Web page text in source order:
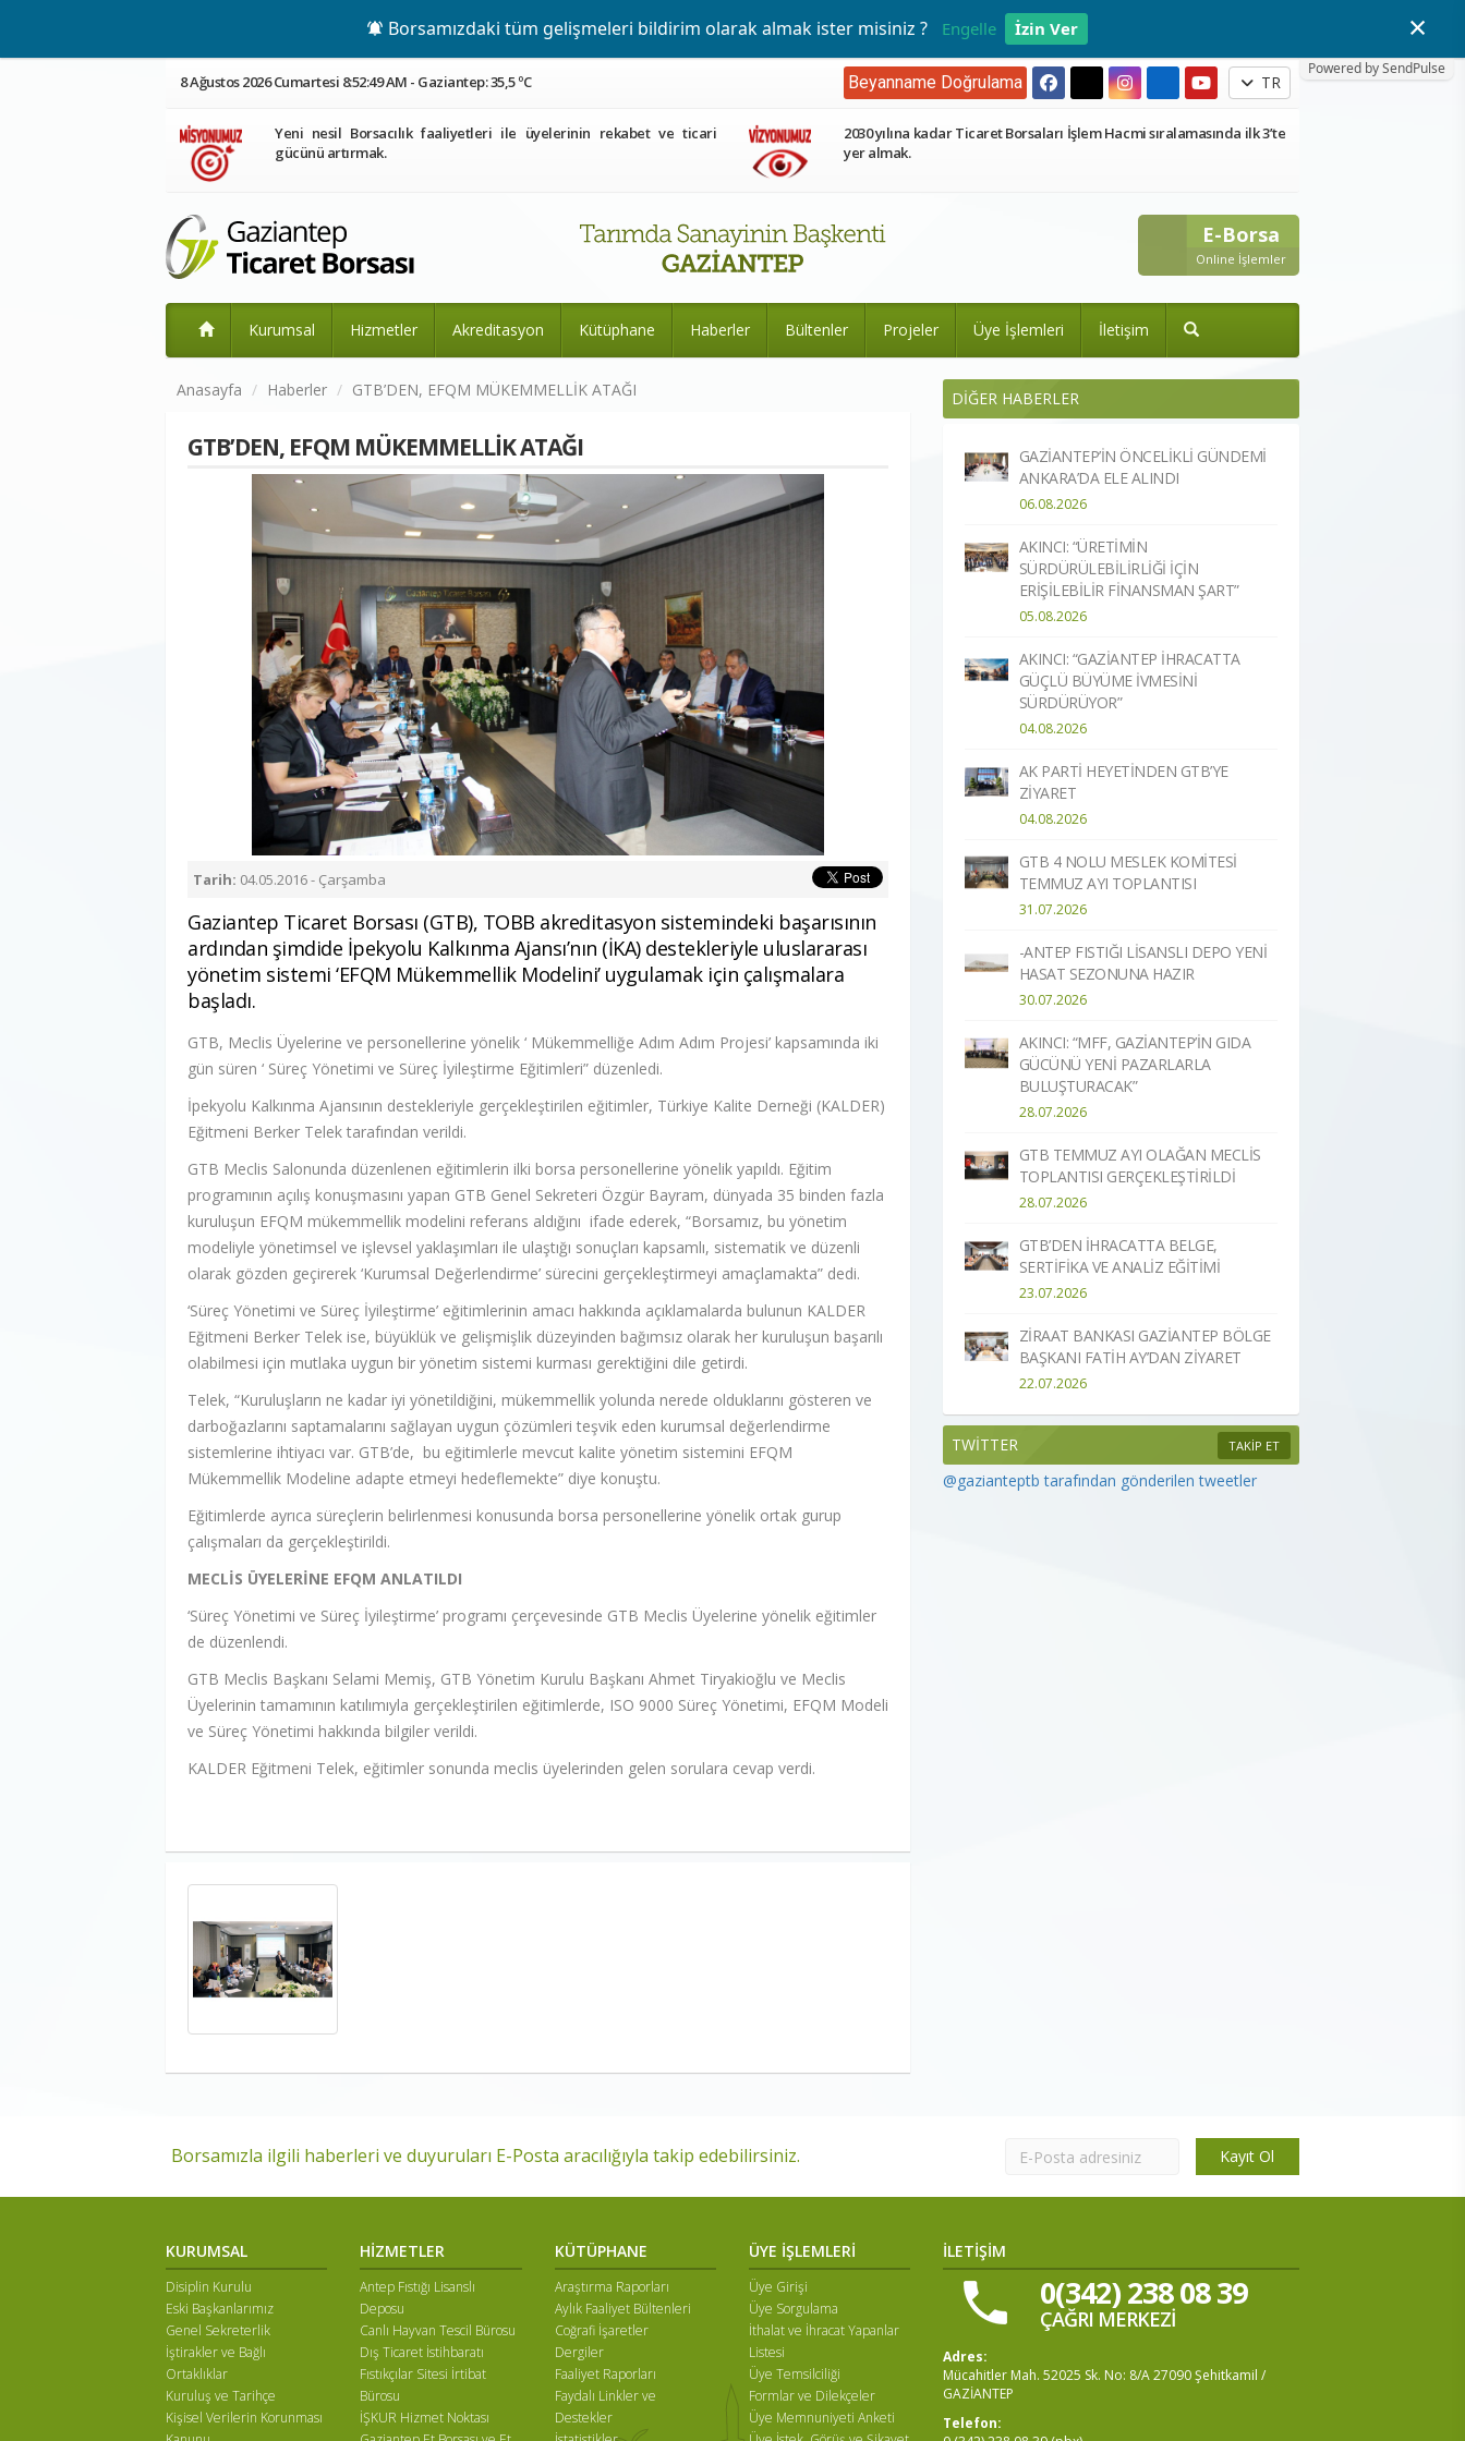
Borsamızdaki tüm gelişmeleri bildirim olarak almak ister misiniz ? Engelle İzin Ver
Powered by SendPulse
×
8 Ağustos 2026 Cumartesi 8:52:50 AM - Gaziantep: 35,5 ºC TR
Beyanname Doğrulama
Yeni nesil Borsacılık faaliyetleri ile üyelerinin rekabet ve ticari
gücünü artırmak.
2030 yılına kadar Ticaret Borsaları İşlem Hacmi sıralamasında ilk 3’te
yer almak.
E-Borsa
Online İşlemler
Kurumsal Hizmetler Akreditasyon Kütüphane Haberler Bültenler Projeler Üye İşlemleri İletişim
Anasayfa Haberler GTB’DEN, EFQM MÜKEMMELLİK ATAĞI
GTB’DEN, EFQM MÜKEMMELLİK ATAĞI
Tarih: 04.05.2016 - Çarşamba
Gaziantep Ticaret Borsası (GTB), TOBB akreditasyon sistemindeki başarısının
ardından şimdide İpekyolu Kalkınma Ajansı’nın (İKA) destekleriyle uluslararası
yönetim sistemi ‘EFQM Mükemmellik Modelini’ uygulamak için çalışmalara
başladı.
GTB, Meclis Üyelerine ve personellerine yönelik ‘ Mükemmelliğe Adım Adım Projesi’ kapsamında iki
gün süren ‘ Süreç Yönetimi ve Süreç İyileştirme Eğitimleri” düzenledi.
İpekyolu Kalkınma Ajansının destekleriyle gerçekleştirilen eğitimler, Türkiye Kalite Derneği (KALDER)
Eğitmeni Berker Telek tarafından verildi.
GTB Meclis Salonunda düzenlenen eğitimlerin ilki borsa personellerine yönelik yapıldı. Eğitim
programının açılış konuşmasını yapan GTB Genel Sekreteri Özgür Bayram, dünyada 35 binden fazla
kuruluşun EFQM mükemmellik modelini referans aldığını ifade ederek, “Borsamız, bu yönetim
modeliyle yönetimsel ve işlevsel yaklaşımları ile ulaştığı sonuçları kapsamlı, sistematik ve düzenli
olarak gözden geçirerek ‘Kurumsal Değerlendirme’ sürecini gerçekleştirmeyi amaçlamakta” dedi.
‘Süreç Yönetimi ve Süreç İyileştirme’ eğitimlerinin amacı hakkında açıklamalarda bulunun KALDER
Eğitmeni Berker Telek ise, büyüklük ve gelişmişlik düzeyinden bağımsız olarak her kuruluşun başarılı
olabilmesi için mutlaka uygun bir yönetim sistemi kurması gerektiğini dile getirdi.
Telek, “Kuruluşların ne kadar iyi yönetildiğini, mükemmellik yolunda nerede olduklarını gösteren ve
darboğazlarını saptamalarını sağlayan uygun çözümleri teşvik eden kurumsal değerlendirme
sistemlerine ihtiyacı var. GTB’de, bu eğitimlerle mevcut kalite yönetim sistemini EFQM
Mükemmellik Modeline adapte etmeyi hedeflemekte” diye konuştu.
Eğitimlerde ayrıca süreçlerin belirlenmesi konusunda borsa personellerine yönelik ortak gurup
çalışmaları da gerçekleştirildi.
MECLİS ÜYELERİNE EFQM ANLATILDI
‘Süreç Yönetimi ve Süreç İyileştirme’ programı çerçevesinde GTB Meclis Üyelerine yönelik eğitimler
de düzenlendi.
GTB Meclis Başkanı Selami Memiş, GTB Yönetim Kurulu Başkanı Ahmet Tiryakioğlu ve Meclis
Üyelerinin tamamının katılımıyla gerçekleştirilen eğitimlerde, ISO 9000 Süreç Yönetimi, EFQM Modeli
ve Süreç Yönetimi hakkında bilgiler verildi.
KALDER Eğitmeni Telek, eğitimler sonunda meclis üyelerinden gelen sorulara cevap verdi.
DİĞER HABERLER
GAZİANTEP’İN ÖNCELİKLİ GÜNDEMİ
ANKARA’DA ELE ALINDI
06.08.2026
AKINCI: “ÜRETİMİN
SÜRDÜRÜLEBİLİRLİĞİ İÇİN
ERİŞİLEBİLİR FİNANSMAN ŞART”
05.08.2026
AKINCI: “GAZİANTEP İHRACATTA
GÜÇLÜ BÜYÜME İVMESİNİ
SÜRDÜRÜYOR”
04.08.2026
AK PARTİ HEYETİNDEN GTB’YE
ZİYARET
04.08.2026
GTB 4 NOLU MESLEK KOMİTESİ
TEMMUZ AYI TOPLANTISI
31.07.2026
-ANTEP FISTIĞI LİSANSLI DEPO YENİ
HASAT SEZONUNA HAZIR​
30.07.2026
AKINCI: “MFF, GAZİANTEP’İN GIDA
GÜCÜNÜ YENİ PAZARLARLA
BULUŞTURACAK”
28.07.2026
GTB TEMMUZ AYI OLAĞAN MECLİS
TOPLANTISI GERÇEKLEŞTİRİLDİ
28.07.2026
GTB’DEN İHRACATTA BELGE,
SERTİFİKA VE ANALİZ EĞİTİMİ
23.07.2026
ZİRAAT BANKASI GAZİANTEP BÖLGE
BAŞKANI FATİH AY’DAN ZİYARET
22.07.2026
TWİTTER TAKİP ET
@gazianteptb tarafından gönderilen tweetler
Borsamızla ilgili haberleri ve duyuruları E-Posta aracılığıyla takip edebilirsiniz. Kayıt Ol
KURUMSAL
Disiplin Kurulu
Eski Başkanlarımız
Genel Sekreterlik
İştirakler ve Bağlı
Ortaklıklar
Kuruluş ve Tarihçe
Kişisel Verilerin Korunması
HİZMETLER
Antep Fıstığı Lisanslı
Deposu
Canlı Hayvan Tescil Bürosu
Dış Ticaret İstihbaratı
Fıstıkçılar Sitesi İrtibat
Bürosu
İŞKUR Hizmet Noktası
KÜTÜPHANE
Araştırma Raporları
Aylık Faaliyet Bültenleri
Coğrafi İşaretler
Dergiler
Faaliyet Raporları
Faydalı Linkler ve
Destekler
ÜYE İŞLEMLERİ
Üye Girişi
Üye Sorgulama
İthalat ve İhracat Yapanlar
Listesi
Üye Temsilciliği
Formlar ve Dilekçeler
Üye Memnuniyeti Anketi
İLETİŞİM
0(342) 238 08 39
ÇAĞRI MERKEZİ
Adres:
Mücahitler Mah. 52025 Sk. No: 8/A 27090 Şehitkamil /
GAZİANTEP
Telefon: